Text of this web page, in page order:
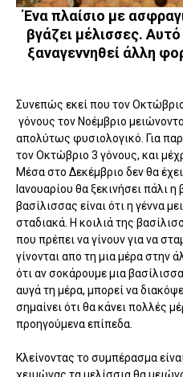
Ένα πλαίσιο με
βγάζει μέλισσες.
ξαναγεννηθεί άλλη
Συνεπώς εκεί που τον
γόνους τον Νοέμβριο
απολύτως φυσιολογικό. Για
τον Οκτώβριο 3 γόνους, και
Μέσα στο Δεκέμβριο δεν θα
Ιανουαρίου θα ξεκινήσει πάλι
βασίλισσας είναι ότι η γέννα
σταδιακά. Η κοιλιά της
που πρέπει να γίνουν για να
γίνονται απο τη μια μέρα στην
ότι αν σοκάρουμε μια
αυγά τη μέρα, μπορεί να
σημαίνει ότι θα κάνει πολλές
προηγούμενα επίπεδα.
Κλείνοντας το συμπέρασμα